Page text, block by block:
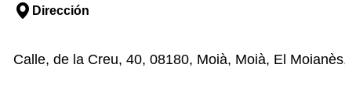
Dirección
Calle, de la Creu, 40, 08180, Moià, Moià, El